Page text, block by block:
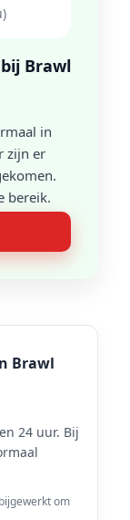
Brawl
in
zijn er
bereik.
Brawl
24 uur. Bij
om